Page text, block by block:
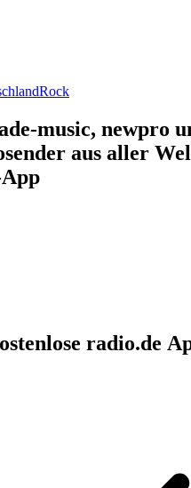
Rock
music, newpro
aus aller
radio.de